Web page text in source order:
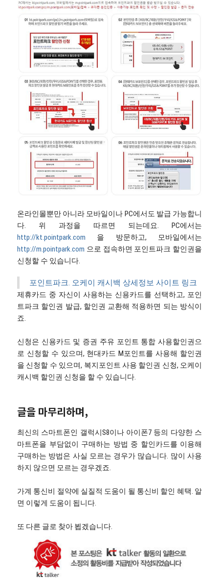
온라인몰뿐만 아니라 모바일이나 PC에서도 발급 가능합니
다. 위 과정을 따르면 되는데요. PC에서는
http://kt.pointpark.com 을 방문하고, 모바일에서는
http://m.pointpark.com 으로 접속하면 포인트파크 할인권을
신청할 수 있습니다.
포인트파크. 오케이 캐시백 상세정보 사이트 링크
제휴카드 중 자신이 사용하는 신용카드를 선택하고, 포인
트파크 할인권 발급, 할인권 교환해 적용하면 되는 방식이
죠.
신청은 신용카드 및 증권 주유 포인트 통합 사용할인권으
로 신청할 수 있으며, 현대카드 M포인트를 사용해 할인권
을 신청할 수 있으며, 복지포인트 사용 할인권 신청, 오케이
캐시백 할인권 신청을 할 수 있습니다.
글을 마무리하며,
최신의 스마트폰인 갤럭시S8이나 아이폰7 등의 다양한 스
마트폰을 부담없이 구매하는 방법 중 할인카드를 이용해
구매하는 방법은 사실 모르는 경우가 많습니다. 많이 사용
하지 않으면 모르는 경우겠죠.
가계 통신비 절약에 실질적 도움이 될 통신비 할인 혜택. 알
면 이렇게 도움이 됩니다.
또 다른 글로 찾아 뵙겠습니다.